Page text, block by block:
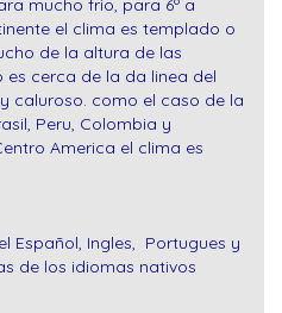
mucho frio, para 6º a
el clima es templado o
de la altura de las
es cerca de la da linea del
caluroso. como el caso de la
Peru, Colombia y
America el clima es
Español, Ingles, Portugues y
de los idiomas nativos